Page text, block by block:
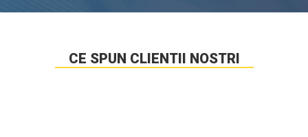
CE SPUN CLIENTII NOSTRI